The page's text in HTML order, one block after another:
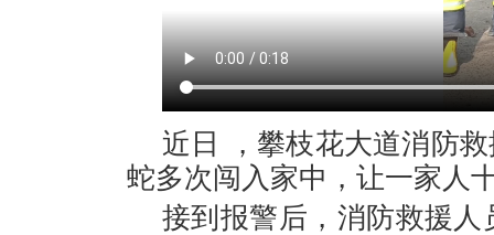
近日 ，攀枝花大道消防
蛇多次闯入家中，让一家人
接到报警后，消防救援